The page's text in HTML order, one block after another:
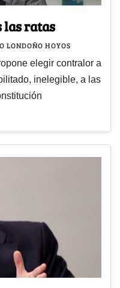
las ratas
LONDOÑO HOYOS
elegir contralor a
inelegible, a las